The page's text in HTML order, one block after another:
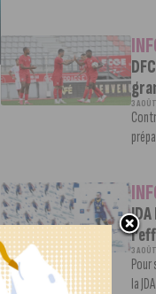
3
3
la